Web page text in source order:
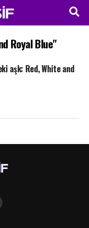
Royal Blue"
aşk: Red, White and